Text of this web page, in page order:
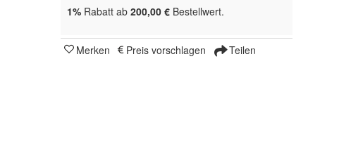
1% Rabatt ab 200,00 € Bestellwert.
Merken Preis vorschlagen Teilen